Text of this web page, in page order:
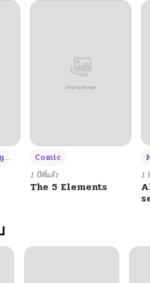
Comic
1 ปีที่แล้ว
The 5 Elements
1